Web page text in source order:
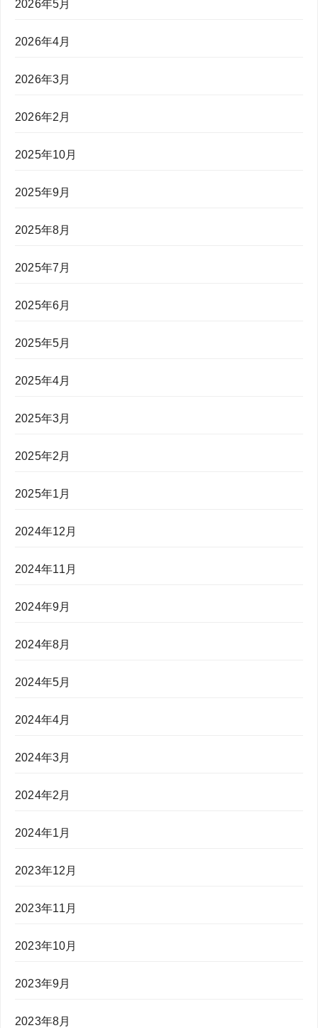
2026年5月
2026年4月
2026年3月
2026年2月
2025年10月
2025年9月
2025年8月
2025年7月
2025年6月
2025年5月
2025年4月
2025年3月
2025年2月
2025年1月
2024年12月
2024年11月
2024年9月
2024年8月
2024年5月
2024年4月
2024年3月
2024年2月
2024年1月
2023年12月
2023年11月
2023年10月
2023年9月
2023年8月